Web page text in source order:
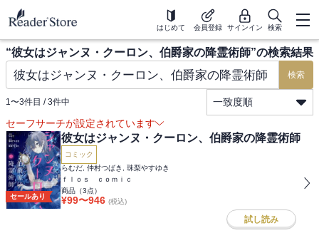
はじめて 会員登録 サインイン 検索
“彼女はジャンヌ・クーロン、伯爵家の降霊術師”の検索結果
検索
1〜3件目 / 3件中
一致度順
セーフサーチが設定されています
セールあり
彼女はジャンヌ・クーロン、伯爵家の降霊術師
コミック
らむだ, 仲村つばき, 珠梨やすゆき
ｆｌｏｓ ｃｏｍｉｃ
商品（3点）
¥99〜946 (税込)
試し読み